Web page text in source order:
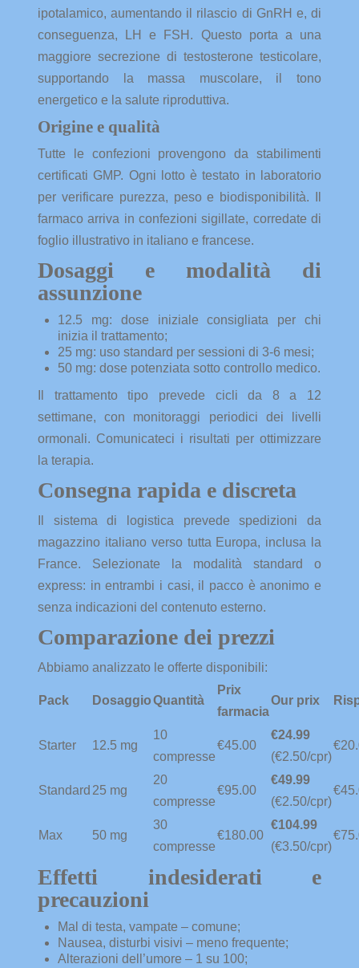
ipotalamico, aumentando il rilascio di GnRH e, di
conseguenza, LH e FSH. Questo porta a una
maggiore secrezione di testosterone testicolare,
supportando la massa muscolare, il tono
energetico e la salute riproduttiva.
Origine e qualità
Tutte le confezioni provengono da stabilimenti
certificati GMP. Ogni lotto è testato in laboratorio
per verificare purezza, peso e biodisponibilità. Il
farmaco arriva in confezioni sigillate, corredate di
foglio illustrativo in italiano e francese.
Dosaggi e modalità di
assunzione
12.5 mg: dose iniziale consigliata per chi
inizia il trattamento;
25 mg: uso standard per sessioni di 3-6 mesi;
50 mg: dose potenziata sotto controllo medico.
Il trattamento tipo prevede cicli da 8 a 12
settimane, con monitoraggi periodici dei livelli
ormonali. Comunicateci i risultati per ottimizzare
la terapia.
Consegna rapida e discreta
Il sistema di logistica prevede spedizioni da
magazzino italiano verso tutta Europa, inclusa la
France. Selezionate la modalità standard o
express: in entrambi i casi, il pacco è anonimo e
senza indicazioni del contenuto esterno.
Comparazione dei prezzi
Abbiamo analizzato le offerte disponibili:
Pack DosaggioQuantità
Prix
farmacia
Our prix
Starter 12.5 mg
10
compresse
€45.00
€24.99
(€2.50/cpr)
Standard 25 mg
20
compresse
€95.00
€49.99
(€2.50/cpr)
Max 50 mg
30
compresse
€180.00
€104.99
(€3.50/cpr)
Effetti indesiderati e
precauzioni
Mal di testa, vampate – comune;
Nausea, disturbi visivi – meno frequente;
Alterazioni dell’umore – 1 su 100;